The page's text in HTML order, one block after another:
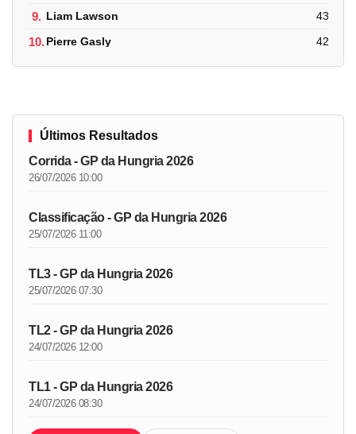
9. Liam Lawson 43
10.Pierre Gasly 42
Últimos Resultados
Corrida - GP da Hungria 2026
26/07/2026 10:00
Classificação - GP da Hungria 2026
25/07/2026 11:00
TL3 - GP da Hungria 2026
25/07/2026 07:30
TL2 - GP da Hungria 2026
24/07/2026 12:00
TL1 - GP da Hungria 2026
24/07/2026 08:30